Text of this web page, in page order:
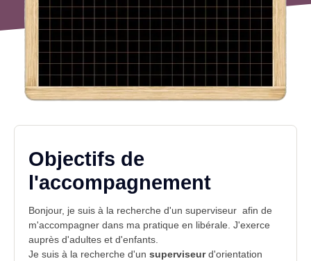
Objectifs de
l'accompagnement
Bonjour, je suis à la recherche d'un superviseur afin de
m'accompagner dans ma pratique en libérale. J'exerce
auprès d'adultes et d'enfants.
Je suis à la recherche d'un superviseurd'orientation